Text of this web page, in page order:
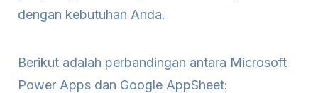
dengan kebutuhan Anda.
Berikut adalah perbandingan antara Microsoft
Power Apps dan Google AppSheet: